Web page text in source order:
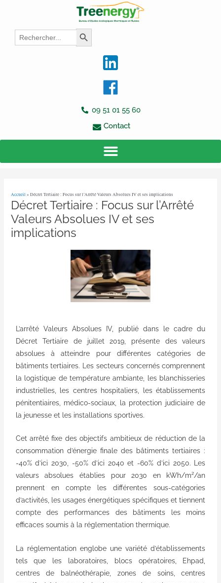
Search
for:
Search Button
09 51 01 55 60
Contact
Accueil » Décret Tertiaire : Focus sur l’Arrêté Valeurs Absolues IV et ses implications
Décret Tertiaire : Focus sur l’Arrêté
Valeurs Absolues IV et ses
implications
L’arrêté Valeurs Absolues IV, publié dans le cadre du
Décret Tertiaire de juillet 2019, présente des valeurs
absolues à atteindre pour différentes catégories de
bâtiments tertiaires. Les secteurs concernés comprennent
la logistique de température ambiante, les blanchisseries
industrielles, les centres hospitaliers, les établissements
pénitentiaires, médico-sociaux, la protection judiciaire de
la jeunesse et les installations sportives.
Cet arrêté fixe des objectifs ambitieux de réduction de la
consommation d’énergie finale des bâtiments tertiaires :
-40% d’ici 2030, -50% d’ici 2040 et -60% d’ici 2050. Les
valeurs absolues établies pour 2030 en kWh/m²/an
prennent en compte les différentes sous-catégories
d’activités, les usages énergétiques spécifiques et tiennent
compte des performances des bâtiments les moins
efficaces soumis à la réglementation thermique.
La réglementation englobe une variété d’établissements
tels que les laboratoires, blocs opératoires, Ehpad,
centres de balnéothérapie, zones de soins, centres